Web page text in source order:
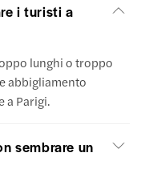
i turisti a
lunghi o troppo
abbigliamento
a Parigi.
sembrare un